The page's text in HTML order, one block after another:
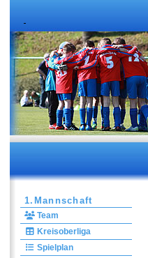
1.Mannschaft
Team
Kreisoberliga
Spielplan